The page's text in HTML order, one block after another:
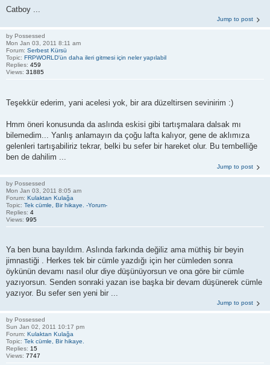
Catboy ...
Jump to post
by Possessed
Mon Jan 03, 2011 8:11 am
Forum: Serbest Kürsü
Topic: FRPWORLD'ün daha ileri gitmesi için neler yapılabil
Replies: 459
Views: 31885
Teşekkür ederim, yani acelesi yok, bir ara düzeltirsen sevinirim :)
Hmm öneri konusunda da aslında eskisi gibi tartışmalara dalsak mı
bilemedim... Yanlış anlamayın da çoğu lafta kalıyor, gene de aklımıza
gelenleri tartışabiliriz tekrar, belki bu sefer bir hareket olur. Bu tembelliğe
ben de dahilim ...
Jump to post
by Possessed
Mon Jan 03, 2011 8:05 am
Forum: Kulaktan Kulağa
Topic: Tek cümle, Bir hikaye. -Yorum-
Replies: 4
Views: 995
Ya ben buna bayıldım. Aslında farkında değiliz ama müthiş bir beyin
jimnastiği . Herkes tek bir cümle yazdığı için her cümleden sonra
öykünün devamı nasıl olur diye düşünüyorsun ve ona göre bir cümle
yazıyorsun. Senden sonraki yazan ise başka bir devam düşünerek cümle
yazıyor. Bu sefer sen yeni bir ...
Jump to post
by Possessed
Sun Jan 02, 2011 10:17 pm
Forum: Kulaktan Kulağa
Topic: Tek cümle, Bir hikaye.
Replies: 15
Views: 7747